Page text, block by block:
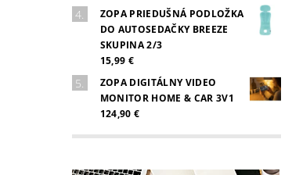
ZOPA PRIEDUŠNÁ PODLOŽKA
DO AUTOSEDAČKY BREEZE
SKUPINA 2/3
15,99 €
ZOPA DIGITÁLNY VIDEO
MONITOR HOME & CAR 3V1
124,90 €